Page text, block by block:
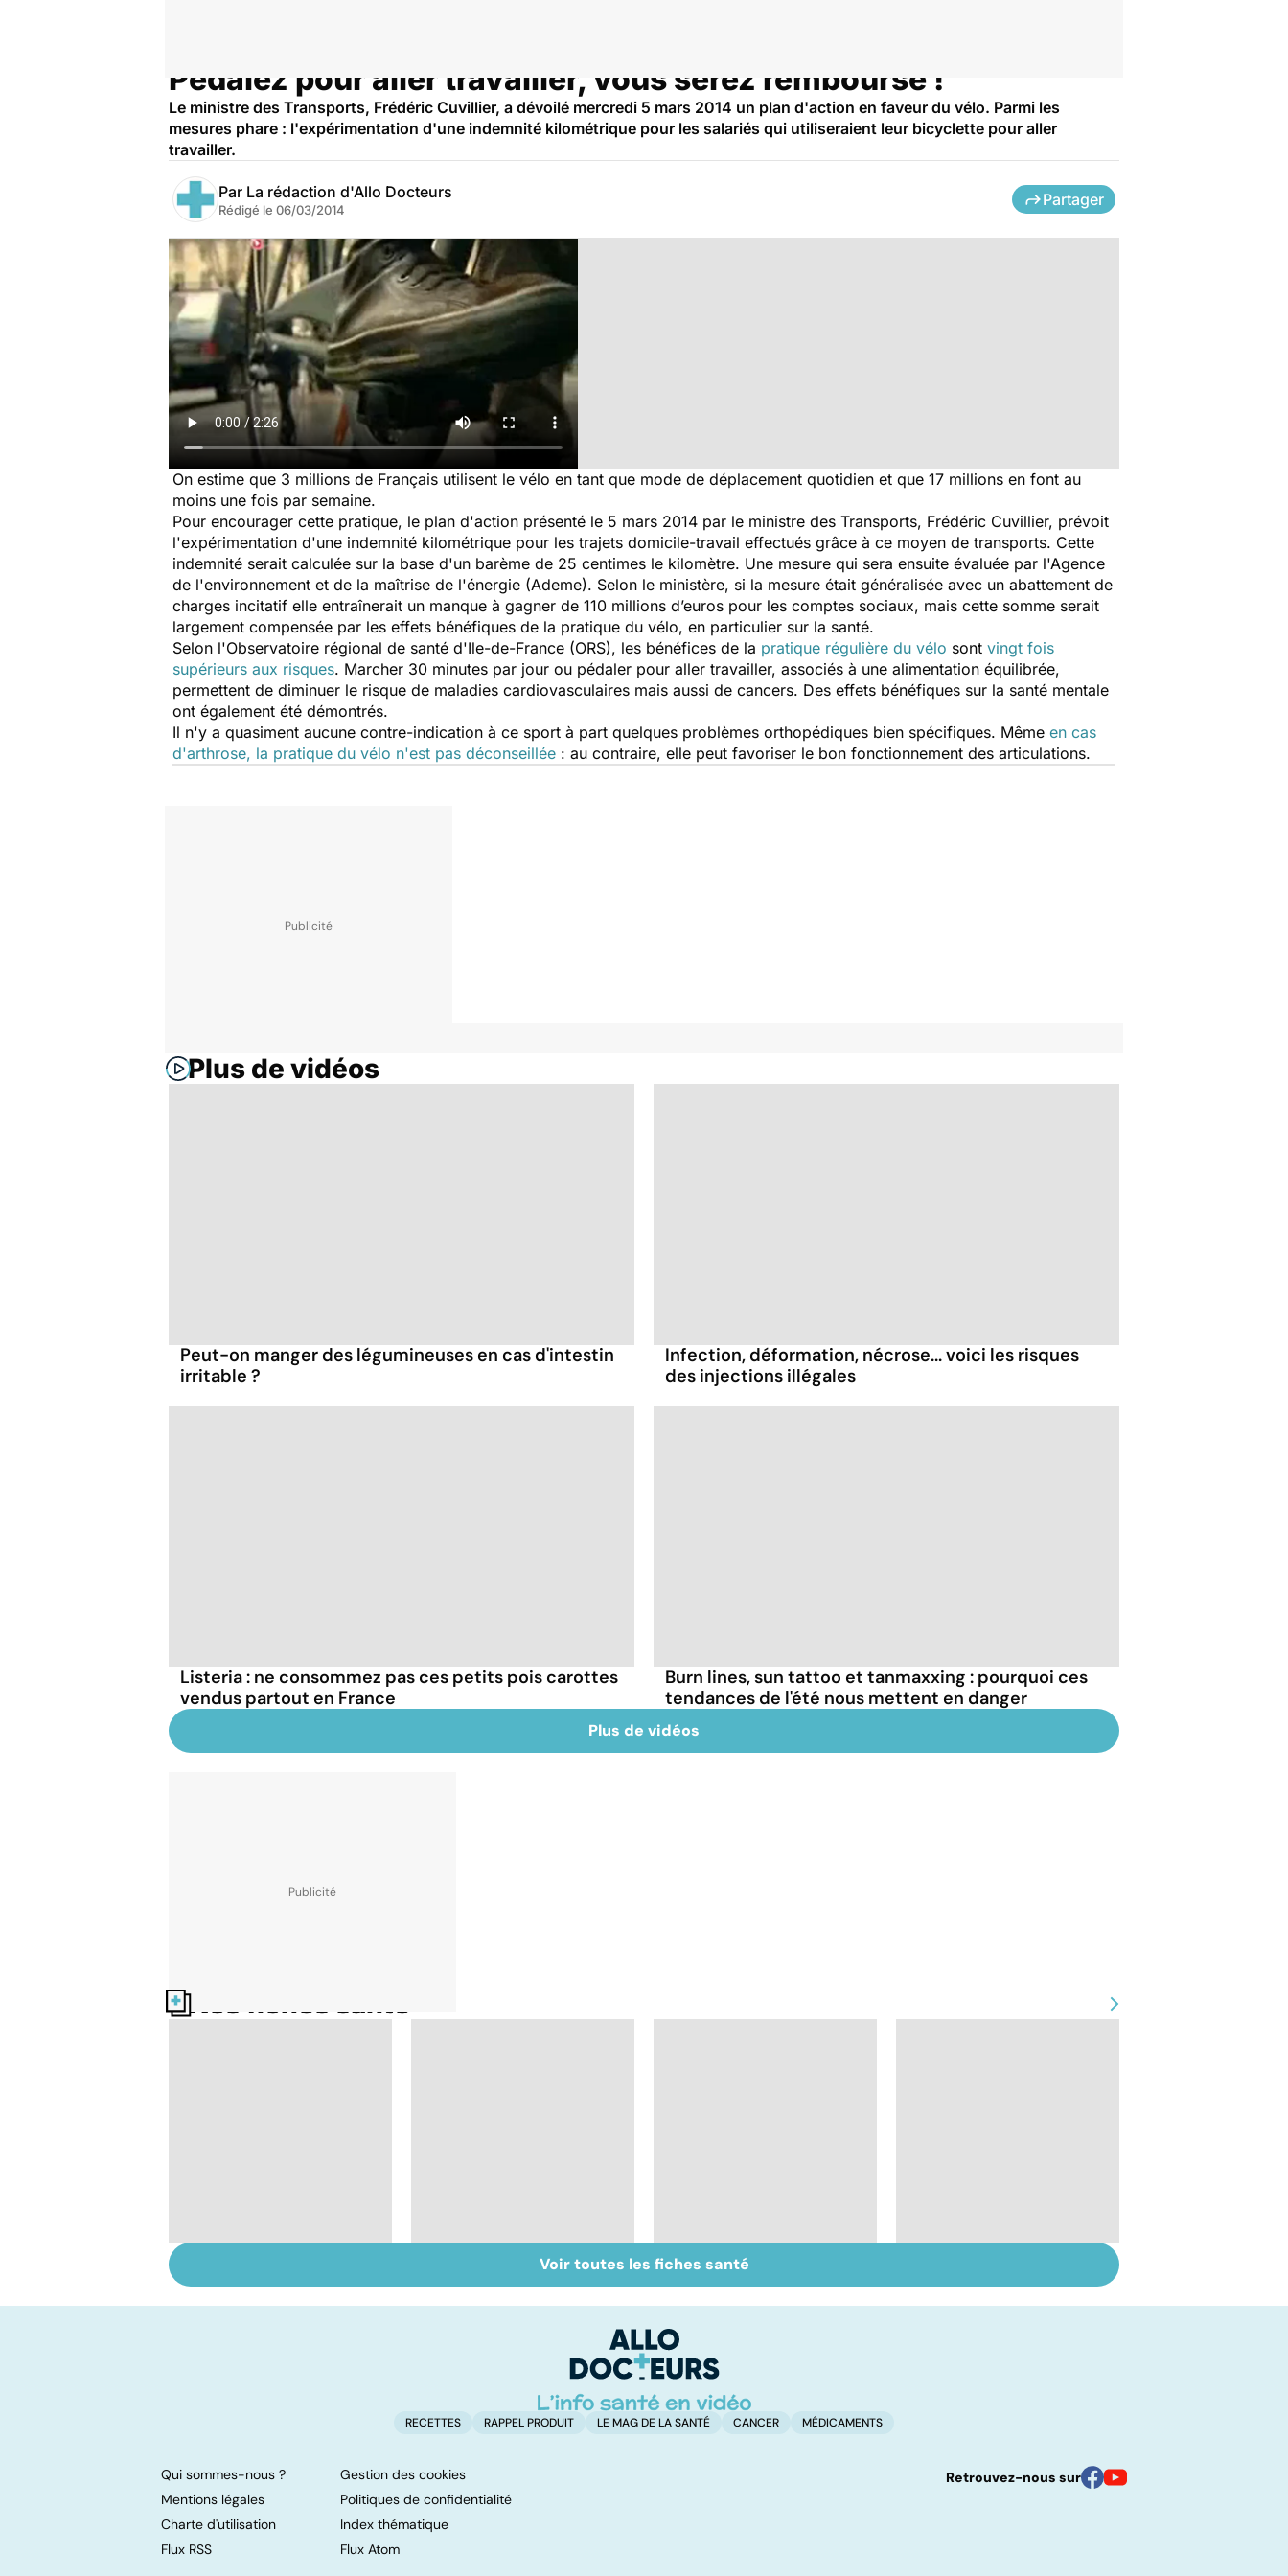
Pédalez pour aller travailler, vous serez remboursé !
Le ministre des Transports, Frédéric Cuvillier, a dévoilé mercredi 5 mars 2014 un plan d'action en faveur du vélo. Parmi les
mesures phare : l'expérimentation d'une indemnité kilométrique pour les salariés qui utiliseraient leur bicyclette pour aller
travailler.
Par La rédaction d'Allo Docteurs
Rédigé le 06/03/2014
Partager
On estime que 3 millions de Français utilisent le vélo en tant que mode de déplacement quotidien et que 17 millions en font au
moins une fois par semaine.
Pour encourager cette pratique, le plan d'action présenté le 5 mars 2014 par le ministre des Transports, Frédéric Cuvillier, prévoit
l'expérimentation d'une indemnité kilométrique pour les trajets domicile-travail effectués grâce à ce moyen de transports. Cette
indemnité serait calculée sur la base d'un barème de 25 centimes le kilomètre. Une mesure qui sera ensuite évaluée par l'Agence
de l'environnement et de la maîtrise de l'énergie (Ademe). Selon le ministère, si la mesure était généralisée avec un abattement de
charges incitatif elle entraînerait un manque à gagner de 110 millions d’euros pour les comptes sociaux, mais cette somme serait
largement compensée par les effets bénéfiques de la pratique du vélo, en particulier sur la santé.
Selon l'Observatoire régional de santé d'Ile-de-France (ORS), les bénéfices de la pratique régulière du vélo sont vingt fois
supérieurs aux risques. Marcher 30 minutes par jour ou pédaler pour aller travailler, associés à une alimentation équilibrée,
permettent de diminuer le risque de maladies cardiovasculaires mais aussi de cancers. Des effets bénéfiques sur la santé mentale
ont également été démontrés.
Il n'y a quasiment aucune contre-indication à ce sport à part quelques problèmes orthopédiques bien spécifiques. Même en cas
d'arthrose, la pratique du vélo n'est pas déconseillée : au contraire, elle peut favoriser le bon fonctionnement des articulations.
Plus de vidéos
Peut-on manger des légumineuses en cas d'intestin
irritable ?
Infection, déformation, nécrose... voici les risques
des injections illégales
Listeria : ne consommez pas ces petits pois carottes
vendus partout en France
Burn lines, sun tattoo et tanmaxxing : pourquoi ces
tendances de l'été nous mettent en danger
Plus de vidéos
Nos fiches santé
infections
Inflammation des
amygdales : que faire
Suicide : prévenir le
passage à l'acte
complexe
Voir toutes les fiches santé
RECETTES RAPPEL PRODUIT LE MAG DE LA SANTÉ CANCER MÉDICAMENTS
Qui sommes-nous ?
Gestion des cookies
Mentions légales
Politiques de confidentialité
Charte d'utilisation
Index thématique
Flux RSS
Flux Atom
Retrouvez-nous sur